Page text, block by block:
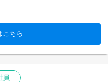
プチドの供給機能を担い、研
プロセス全体に直接的な価値
います。欠かすことのできな
の進展と価値創出に貢献され
こちら
員